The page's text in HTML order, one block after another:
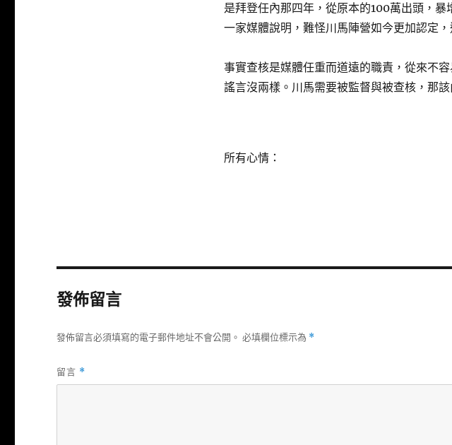
是拜登任內那四年，從原本的100萬出頭，
一家媒體說明，難怪川馬陣營如今更加認定
事實查核是媒體任重而道遠的職責，從來不
謠言沒兩樣。川馬需要被監督與被查核，那
所有心情：
發佈留言
發佈留言必須填寫的電子郵件地址不會公開。 必填欄位標示為 *
留言 *